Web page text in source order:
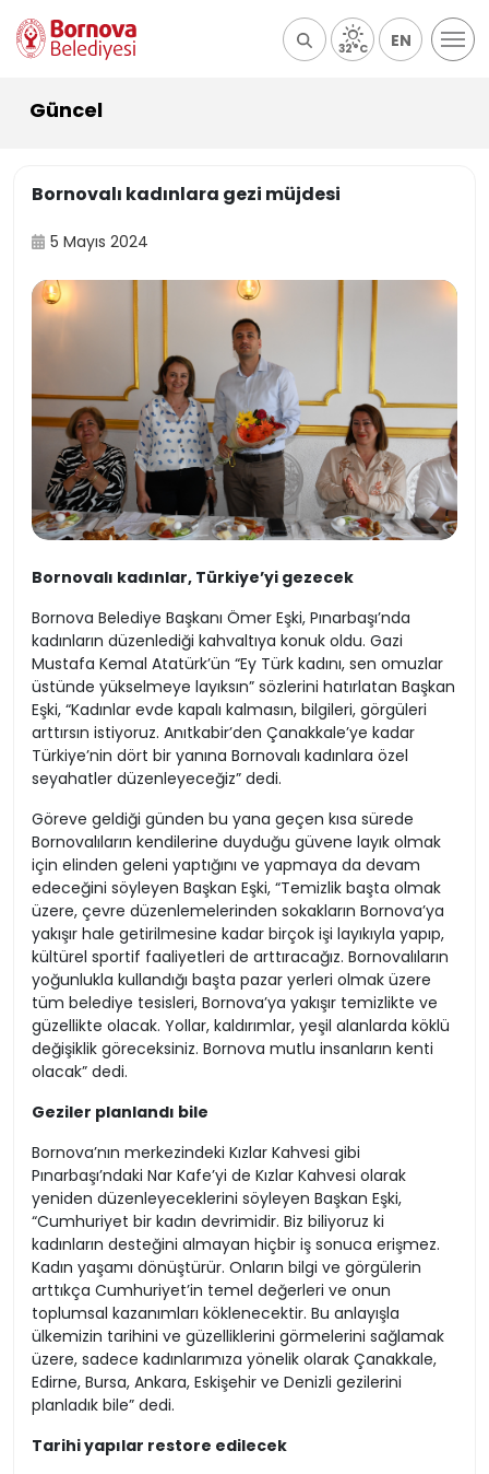
32°C EN
Güncel
Bornovalı kadınlara gezi müjdesi
5 Mayıs 2024
Bornovalı kadınlar, Türkiye’yi gezecek
Bornova Belediye Başkanı Ömer Eşki, Pınarbaşı’nda
kadınların düzenlediği kahvaltıya konuk oldu. Gazi
Mustafa Kemal Atatürk’ün “Ey Türk kadını, sen omuzlar
üstünde yükselmeye layıksın” sözlerini hatırlatan Başkan
Eşki, “Kadınlar evde kapalı kalmasın, bilgileri, görgüleri
arttırsın istiyoruz. Anıtkabir’den Çanakkale’ye kadar
Türkiye’nin dört bir yanına Bornovalı kadınlara özel
seyahatler düzenleyeceğiz” dedi.
Göreve geldiği günden bu yana geçen kısa sürede
Bornovalıların kendilerine duyduğu güvene layık olmak
için elinden geleni yaptığını ve yapmaya da devam
edeceğini söyleyen Başkan Eşki, “Temizlik başta olmak
üzere, çevre düzenlemelerinden sokakların Bornova’ya
yakışır hale getirilmesine kadar birçok işi layıkıyla yapıp,
kültürel sportif faaliyetleri de arttıracağız. Bornovalıların
yoğunlukla kullandığı başta pazar yerleri olmak üzere
tüm belediye tesisleri, Bornova’ya yakışır temizlikte ve
güzellikte olacak. Yollar, kaldırımlar, yeşil alanlarda köklü
değişiklik göreceksiniz. Bornova mutlu insanların kenti
olacak” dedi.
Geziler planlandı bile
Bornova’nın merkezindeki Kızlar Kahvesi gibi
Pınarbaşı’ndaki Nar Kafe’yi de Kızlar Kahvesi olarak
yeniden düzenleyeceklerini söyleyen Başkan Eşki,
“Cumhuriyet bir kadın devrimidir. Biz biliyoruz ki
kadınların desteğini almayan hiçbir iş sonuca erişmez.
Kadın yaşamı dönüştürür. Onların bilgi ve görgülerin
arttıkça Cumhuriyet’in temel değerleri ve onun
toplumsal kazanımları köklenecektir. Bu anlayışla
ülkemizin tarihini ve güzelliklerini görmelerini sağlamak
üzere, sadece kadınlarımıza yönelik olarak Çanakkale,
Edirne, Bursa, Ankara, Eskişehir ve Denizli gezilerini
planladık bile” dedi.
Tarihi yapılar restore edilecek